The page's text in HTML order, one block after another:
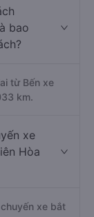
bao
từ Bến xe
km.
xe
Hòa
xe bắt